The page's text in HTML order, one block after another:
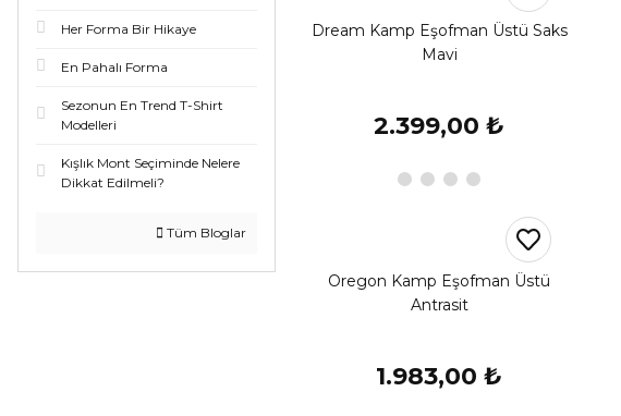
Her Forma Bir Hikaye
En Pahalı Forma
Sezonun En Trend T-Shirt
Modelleri
Kışlık Mont Seçiminde Nelere
Dikkat Edilmeli?
Tüm Bloglar
Dream Kamp Eşofman Üstü Saks
Mavi
2.399,00 ₺
Oregon Kamp Eşofman Üstü
Antrasit
1.983,00 ₺